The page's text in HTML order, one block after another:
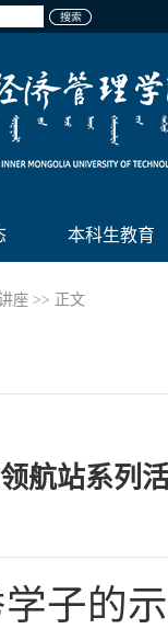
本科生教育
座 >> 正文
航站系列
子的